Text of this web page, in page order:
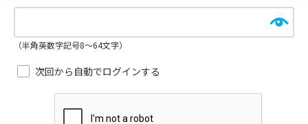
（半角英数字記号8～64文字）
次回から自動でログインする